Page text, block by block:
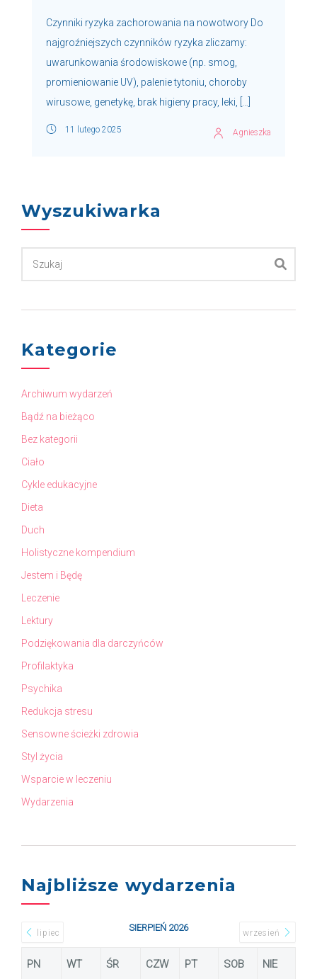
Czynniki ryzyka zachorowania na nowotwory Do
najgroźniejszych czynników ryzyka zliczamy:
uwarunkowania środowiskowe (np. smog,
promieniowanie UV), palenie tytoniu, choroby
wirusowe, genetykę, brak higieny pracy, leki, […]
11 lutego 2025 Agnieszka
Wyszukiwarka
Kategorie
Archiwum wydarzeń
Bądź na bieżąco
Bez kategorii
Ciało
Cykle edukacyjne
Dieta
Duch
Holistyczne kompendium
Jestem i Będę
Leczenie
Lektury
Podziękowania dla darczyńców
Profilaktyka
Psychika
Redukcja stresu
Sensowne ścieżki zdrowia
Styl życia
Wsparcie w leczeniu
Wydarzenia
Najbliższe wydarzenia
lipiec SIERPIEŃ 2026 wrzesień
PN WT ŚR CZW PT SOB NIE